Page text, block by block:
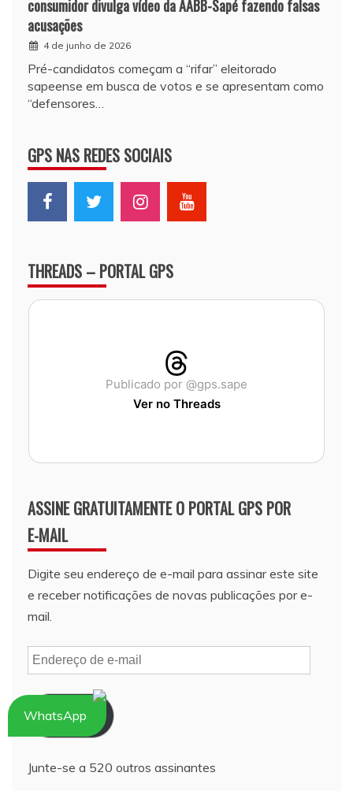
consumidor divulga vídeo da AABB-Sapé fazendo falsas
acusações
4 de junho de 2026
Pré-candidatos começam a “rifar” eleitorado
sapeense em busca de votos e se apresentam como
“defensores…
GPS NAS REDES SOCIAIS
THREADS – PORTAL GPS
Publicado por @gps.sape
Ver no Threads
ASSINE GRATUITAMENTE O PORTAL GPS POR
E-MAIL
Digite seu endereço de e-mail para assinar este site
e receber notificações de novas publicações por e-
mail.
Endereço
de
e-
mailAssinar
Junte-se a 520 outros assinantes
WhatsApp